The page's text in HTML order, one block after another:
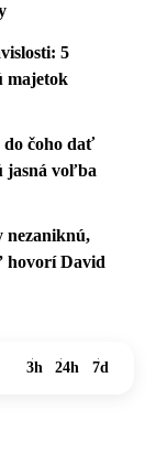
5
majetok
do čoho dať
jasná voľba
nezaniknú,
hovorí David
3h 24h 7d